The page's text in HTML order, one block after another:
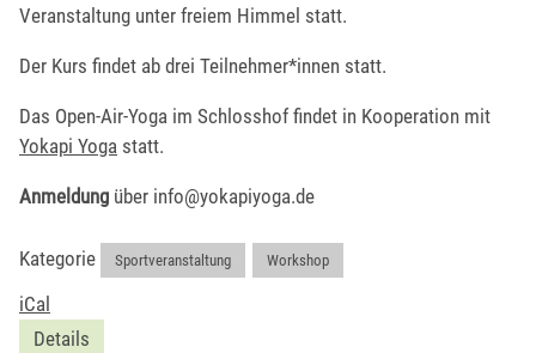
Veranstaltung unter freiem Himmel statt.
Der Kurs findet ab drei Teilnehmer*innen statt.
Das Open-Air-Yoga im Schlosshof findet in Kooperation mit
Yokapi Yoga statt.
Anmeldung über info@yokapiyoga.de
Kategorie Sportveranstaltung Workshop
iCal
Details